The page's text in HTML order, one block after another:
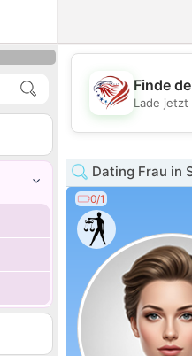
Finde
Lade
Dating Frau in
0/1